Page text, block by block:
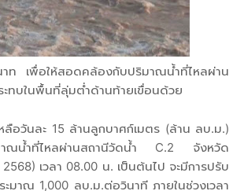
าท เพื่อให้สอดคล้องกับปริมาณน้ำที่ไหลผ่าน
ทบในพื้นที่ลุ่มต่ำด้านท้ายเขื่อนด้วย
ลือวันละ 15 ล้านลูกบาศก์เมตร (ล้าน ลบ.ม.)
าณน้ำที่ไหลผ่านสถานีวัดน้ำ C.2 จังหวัด
เวลา 08.00 น. เป็นต้นไป จะมีการปรับ
มาณ 1,000 ลบ.ม.ต่อวินาที ภายในช่วงเวลา